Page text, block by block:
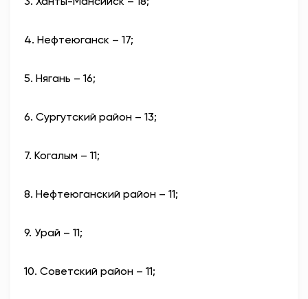
4. Нефтеюганск – 17;
5. Нягань – 16;
6. Сургутский район – 13;
7. Когалым – 11;
8. Нефтеюганский район – 11;
9. Урай – 11;
10. Советский район – 11;